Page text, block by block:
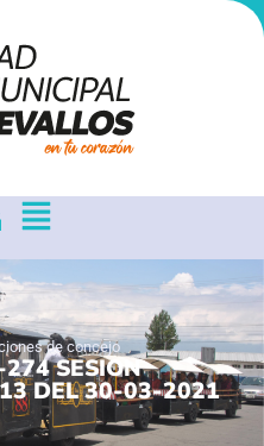
de concejo
SESION
DEL 30-03-2021